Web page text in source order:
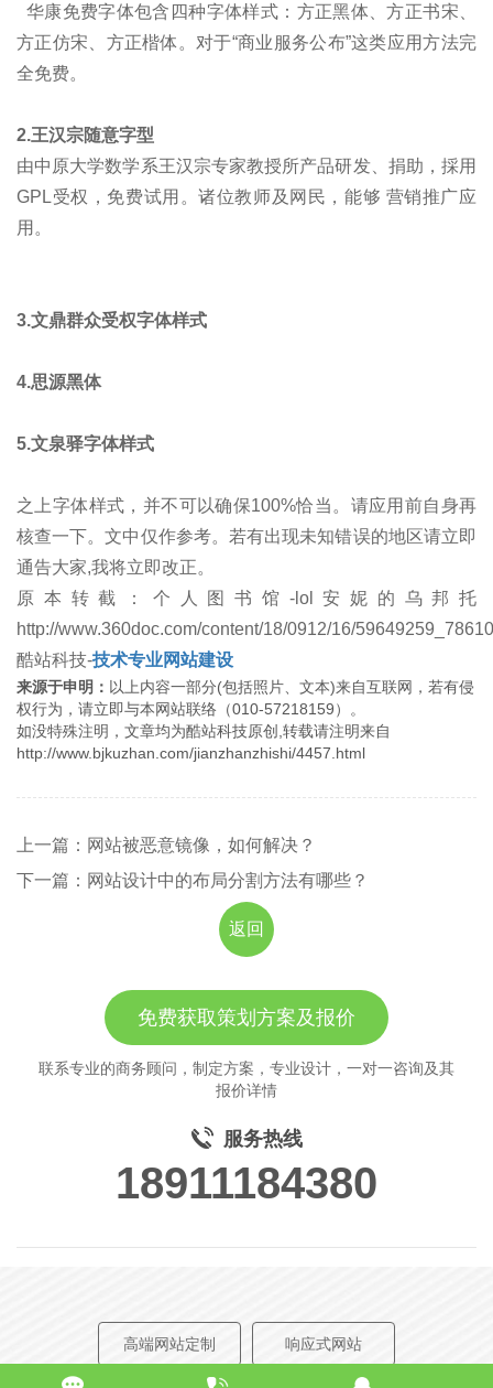
华康免费字体包含四种字体样式：方正黑体、方正书宋、
方正仿宋、方正楷体。对于“商业服务公布”这类应用方法完
全免费。
2.王汉宗随意字型
由中原大学数学系王汉宗专家教授所产品研发、捐助，採用
GPL受权，免费试用。诸位教师及网民，能够 营销推广应
用。
3.文鼎群众受权字体样式
4.思源黑体
5.文泉驿字体样式
之上字体样式，并不可以确保100%恰当。请应用前自身再
核查一下。文中仅作参考。若有出现未知错误的地区请立即
通告大家,我将立即改正。
原本转截：个人图书馆-lol安妮的乌邦托
http://www.360doc.com/content/18/0912/16/
酷站科技-技术专业网站建设
来源于申明： 以上内容一部分(包括照片、文本)来自互联网，若有侵
权行为，请立即与本网站联络（010-57218159）。
如没特殊注明，文章均为酷站科技原创,转载请注明来自
http://www.bjkuzhan.com/jianzhanzhishi/4457.html
上一篇：网站被恶意镜像，如何解决？
下一篇：网站设计中的布局分割方法有哪些？
返回
免费获取策划方案及报价
联系专业的商务顾问，制定方案，专业设计，一对一咨询及其
报价详情
服务热线
18911184380
高端网站定制 响应式网站